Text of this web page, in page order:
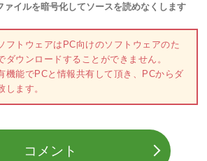
ァイルを暗号化してソースを読めなくします
フトウェアはPC向けのソフトウェアのた
ダウンロードすることができません。
機能でPCと情報共有して頂き、PCからダ
します。
コメント